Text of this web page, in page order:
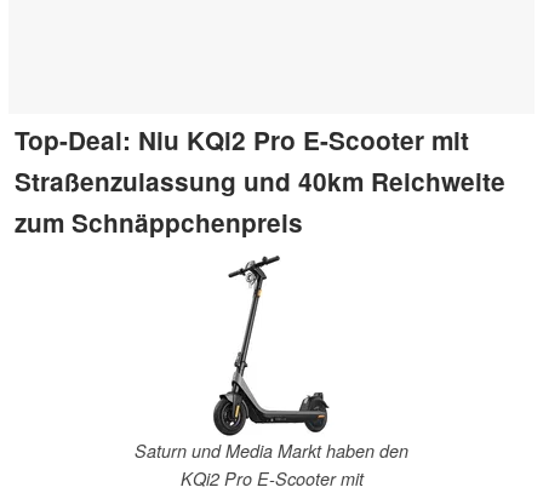
Top-Deal: Niu KQi2 Pro E-Scooter mit
Straßenzulassung und 40km Reichweite
zum Schnäppchenpreis
Saturn und Media Markt haben den
KQi2 Pro E-Scooter mit